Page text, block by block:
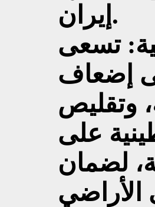
إيران.
تسعى
إضعاف
وتقليص
على
لضمان
الأراضي